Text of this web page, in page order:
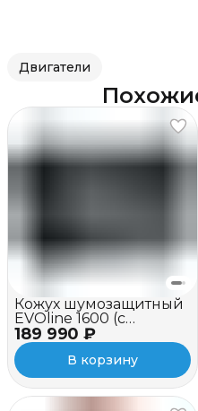
Двигатели
189 990 ₽
Кожух шумозащитный
EVOline 1600 (c
вентилятором и
зимним пакетом)
В корзину